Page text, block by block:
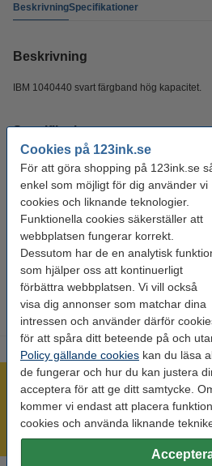
Cookies på 123ink.se
För att göra shopping på 123ink.se
enkel som möjligt för dig använder vi
cookies och liknande teknologier.
Funktionella cookies säkerställer att
webbplatsen fungerar korrekt.
Dessutom har de en analytisk
som hjälper oss att kontinuerligt
förbättra webbplatsen. Vi vill också
visa dig annonser som matchar dina
intressen och använder därför
för att spåra ditt beteende på och
Policy gällande cookies kan du läsa
de fungerar och hur du kan justera
acceptera för att ge ditt samtycke.
kommer vi endast att placera
cookies och använda liknande
BeskrivningSpecifikationer
Beskrivning
IBM 1040440 svart färgband hög kapacitet.
Specifikationer
Typ: färgband
Färg: svart
Varumärke: IBM
Nummer: 1040440
Mer än 300.000 kunder!
Beställ innan 16:00 så skickar vi